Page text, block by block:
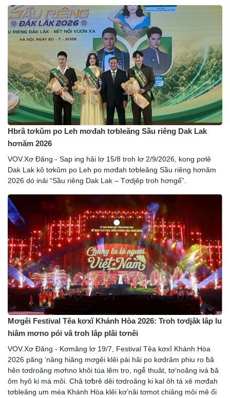
Hbrâ tơkŭm po Leh mơđah tơbleăng Sầu riêng Dak Lak
hơnăm 2026
VOV.Xơ Đăng - Sap ing hâi lơ 15/8 troh lơ 2/9/2026, kong pơlê
Dak Lak kô tơkŭm po Leh po mơđah tơbleăng Sầu riêng hơnăm
2026 dó inâi “Sầu riêng Dak Lak – Tơdjêp troh hơngế”.
Mơgêi Festival Têa kơxĭ Khánh Hòa 2026: Troh tơdjâk lâp lu
hiâm mơno pói vâ troh lâp plâi tơnêi
VOV.Xơ Đăng - Kơmăng lơ 19/7, Festival Têa kơxĭ Khánh Hòa
2026 păng ‘nâng hiăng mơgêi klêi pái hâi po kơdrâm phiu ro ƀă
hên tơdroăng mơhno khôi túa lĕm tro, ngê̆ thuât, tơ’noăng ivá ƀă
ôm hyô ki má môi. Châ tơƀrê dêi tơdroăng ki kal ôh tá xê mơđah
tơbleăng um méa Khánh Hòa klêi kơ’nâi tơmot chiâng môi mê ối